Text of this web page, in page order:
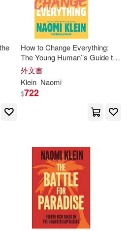
Naomi(25)
展開
時報出版(14)
How to Change Everything:
The Young Human’’s Guide to
Protecting the Planet and Each
Other
外文書
Klein Naomi
$722